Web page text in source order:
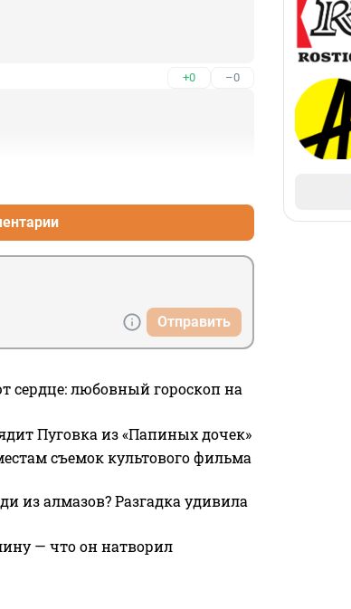
+0 –0
Отправить
сердце: любовный гороскоп на
Пуговка из «Папиных дочек»
съемок культового фильма
из алмазов? Разгадка удивила
— что он натворил